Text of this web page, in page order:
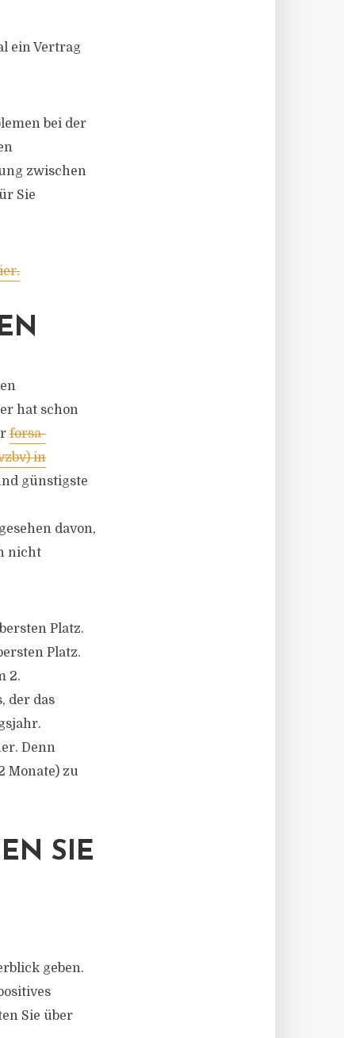
ein Vertrag
bei der
zwischen
Sie
hat schon
forsa-
in
günstigste
davon,
nicht
Platz.
Platz.
2.
der das
Denn
Monate) zu
SIE
geben.
Sie über